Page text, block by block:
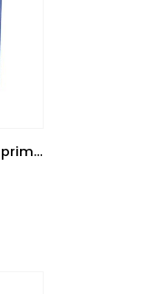
Stresscalm 50 Comprimidos